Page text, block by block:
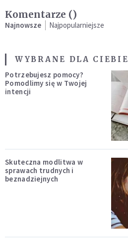
Komentarze ()
Najnowsze Najpopularniejsze
WYBRANE DLA CIEBIE
Potrzebujesz pomocy?
Pomodlimy się w Twojej
intencji
Skuteczna modlitwa w
sprawach trudnych i
beznadziejnych